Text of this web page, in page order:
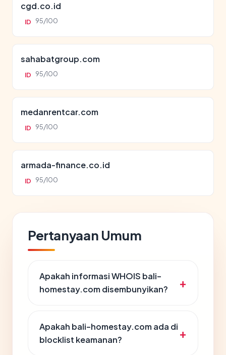
cgd.co.id
ID 95/100
sahabatgroup.com
ID 95/100
medanrentcar.com
ID 95/100
armada-finance.co.id
ID 95/100
Pertanyaan Umum
Apakah informasi WHOIS bali-
homestay.com disembunyikan?
Apakah bali-homestay.com ada di
blocklist keamanan?